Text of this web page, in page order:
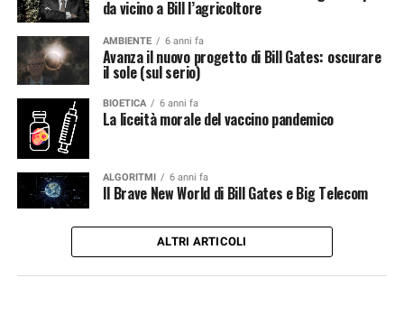
da vicino a Bill l’agricoltore
AMBIENTE 6 anni fa
Avanza il nuovo progetto di Bill Gates: oscurare
il sole (sul serio)
BIOETICA 6 anni fa
La liceità morale del vaccino pandemico
ALGORITMI 6 anni fa
Il Brave New World di Bill Gates e Big Telecom
ALTRI ARTICOLI